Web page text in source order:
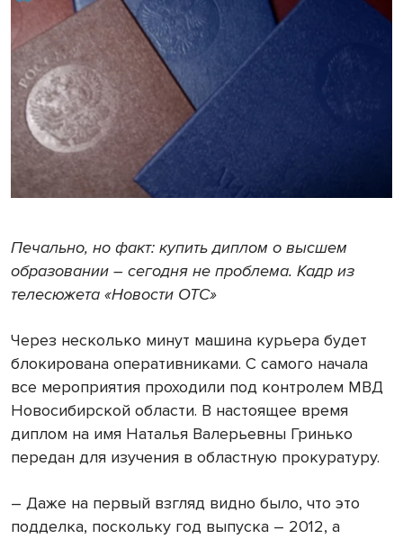
Печально, но факт: купить диплом о высшем
образовании – сегодня не проблема. Кадр из
телесюжета «Новости ОТС»
Через несколько минут машина курьера будет
блокирована оперативниками. С самого начала
все мероприятия проходили под контролем МВД
Новосибирской области. В настоящее время
диплом на имя Наталья Валерьевны Гринько
передан для изучения в областную прокуратуру.
– Даже на первый взгляд видно было, что это
подделка, поскольку год выпуска – 2012, а